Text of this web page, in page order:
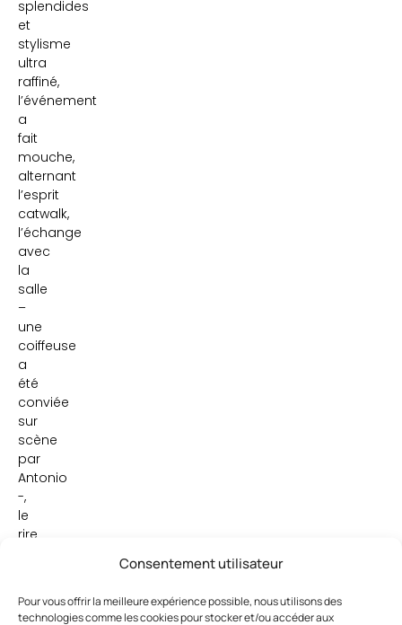
Consentement utilisateur
Pour vous offrir la meilleure expérience possible, nous utilisons des
technologies comme les cookies pour stocker et/ou accéder aux
splendides
et
stylisme
ultra
raffiné,
l’événement
a
fait
mouche,
alternant
l’esprit
catwalk,
l’échange
avec
la
salle
–
une
coiffeuse
a
été
conviée
sur
scène
par
Antonio
-,
le
rire
La